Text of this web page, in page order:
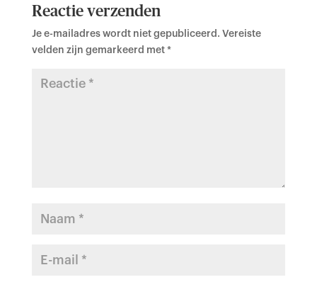
Reactie verzenden
Je e-mailadres wordt niet gepubliceerd. Vereiste
velden zijn gemarkeerd met *